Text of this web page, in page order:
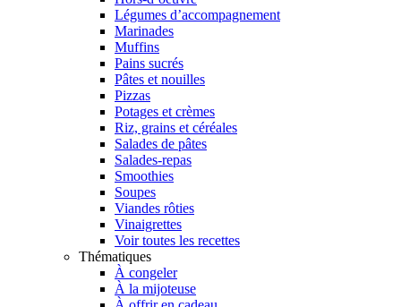
Légumes d’accompagnement
Marinades
Muffins
Pains sucrés
Pâtes et nouilles
Pizzas
Potages et crèmes
Riz, grains et céréales
Salades de pâtes
Salades-repas
Smoothies
Soupes
Viandes rôties
Vinaigrettes
Voir toutes les recettes
Thématiques
À congeler
À la mijoteuse